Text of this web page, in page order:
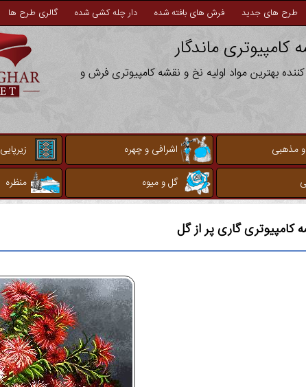
طرح های جدید فرش های بافته شده دار چله کشی شده گالری طرح ها
ماندگار
بهترین مواد اولیه نخ و نقشه کامپیوتری فرش و
و مذهبی اشرافی و چهره زیرپایی
گل و میوه منظره
کامپیوتریگاری پر از گل